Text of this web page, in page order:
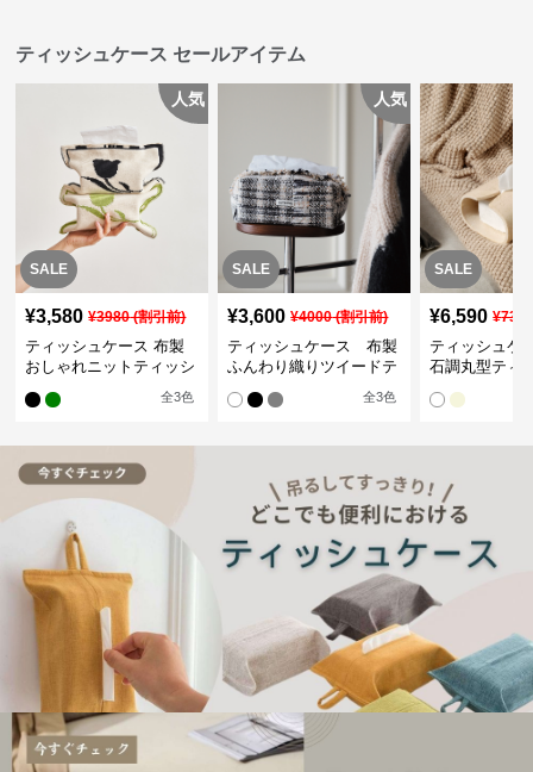
ティッシュケース セールアイテム
SALE
人気
¥3,580 ¥3980(割引前)
ティッシュケース 布製
おしゃれニットティッシ
全3色
SALE
人気
¥3,600 ¥4000(割引前)
ティッシュケース 布製
ふんわり織りツイードテ
全3色
SALE
¥6,590 ¥
ティッシュ
石調丸型ティ